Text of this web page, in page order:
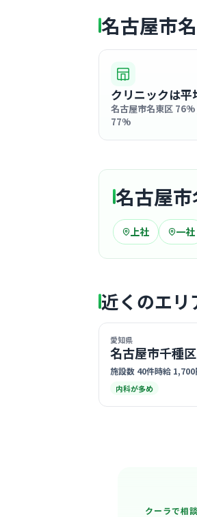
名古屋市
クリニックは平
名古屋市名東区
77%
名古屋
上社 一社
近くのエリ
愛知県
名古屋市千種区
施設数 40件時給 1,700
内科が多め
クーラで相談